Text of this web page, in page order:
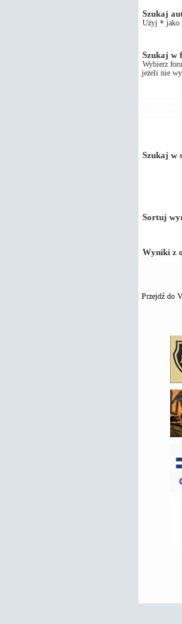
Szukaj
Użyj * jako
Szukaj w
Wybierz
jeżeli nie
Szukaj w
Sortuj
Wyniki z
Przejdź do